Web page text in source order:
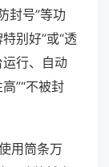
封号”等功
别好”或“透
行、自动
”“不被封
用筒条万